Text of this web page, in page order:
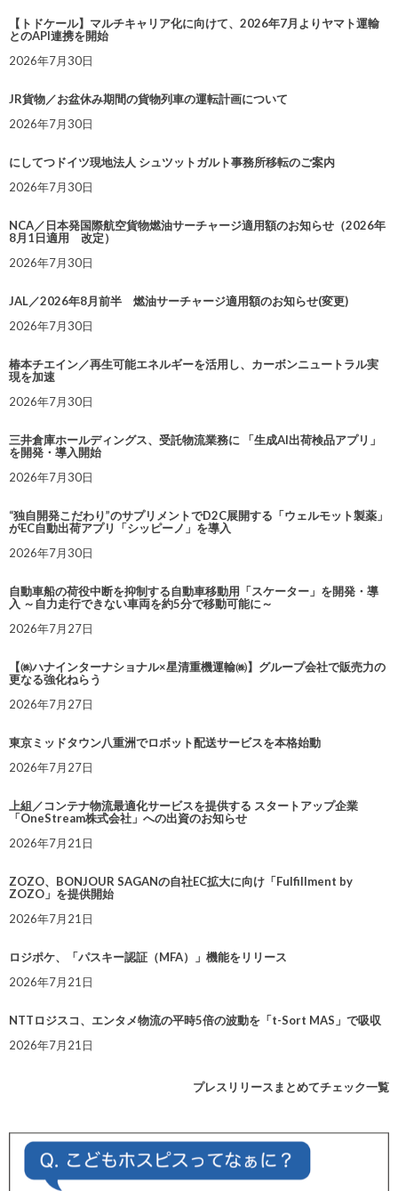
【トドケール】マルチキャリア化に向けて、2026年7月よりヤマト運輸
とのAPI連携を開始
2026年7月30日
JR貨物／お盆休み期間の貨物列車の運転計画について
2026年7月30日
にしてつドイツ現地法人 シュツットガルト事務所移転のご案内
2026年7月30日
NCA／日本発国際航空貨物燃油サーチャージ適用額のお知らせ（2026年
8月1日適用 改定）
2026年7月30日
JAL／2026年8月前半 燃油サーチャージ適用額のお知らせ(変更)
2026年7月30日
椿本チエイン／再生可能エネルギーを活用し、カーボンニュートラル実
現を加速
2026年7月30日
三井倉庫ホールディングス、受託物流業務に 「生成AI出荷検品アプリ」
を開発・導入開始
2026年7月30日
“独自開発こだわり”のサプリメントでD2C展開する「ウェルモット製薬」
がEC自動出荷アプリ「シッピーノ」を導入
2026年7月30日
自動車船の荷役中断を抑制する自動車移動用「スケーター」を開発・導
入 ～自力走行できない車両を約5分で移動可能に～
2026年7月27日
【㈱ハナインターナショナル×星清重機運輸㈱】グループ会社で販売力の
更なる強化ねらう
2026年7月27日
東京ミッドタウン八重洲でロボット配送サービスを本格始動
2026年7月27日
上組／コンテナ物流最適化サービスを提供する スタートアップ企業
「OneStream株式会社」への出資のお知らせ
2026年7月21日
ZOZO、BONJOUR SAGANの自社EC拡大に向け「Fulfillment by
ZOZO」を提供開始
2026年7月21日
ロジポケ、「パスキー認証（MFA）」機能をリリース
2026年7月21日
NTTロジスコ、エンタメ物流の平時5倍の波動を「t-Sort MAS」で吸収
2026年7月21日
プレスリリースまとめてチェック一覧